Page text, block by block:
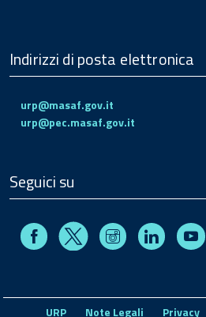
Indirizzi di posta elettronica
urp@masaf.gov.it
urp@pec.masaf.gov.it
Seguici su
FacebookX InstagramLinkedin
URP Note Legali Privacy